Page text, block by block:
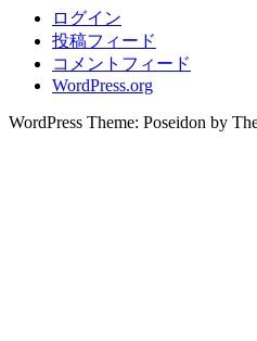
ログイン
投稿フィード
コメントフィード
WordPress.org
WordPress Theme: Poseidon by